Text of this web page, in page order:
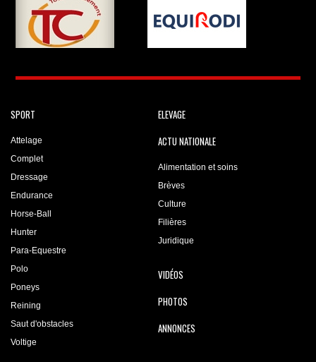
SPORT
Attelage
Complet
Dressage
Endurance
Horse-Ball
Hunter
Para-Equestre
Polo
Poneys
Reining
Saut d'obstacles
Voltige
ELEVAGE
ACTU NATIONALE
Alimentation et soins
Brèves
Culture
Filières
Juridique
VIDÉOS
PHOTOS
ANNONCES